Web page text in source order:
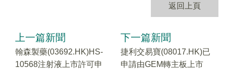
返回上頁
上一篇新聞
翰森製藥(03692.HK)HS-
10568注射液上市許可申
下一篇新聞
捷利交易寶(08017.HK)已
申請由GEM轉主板上市